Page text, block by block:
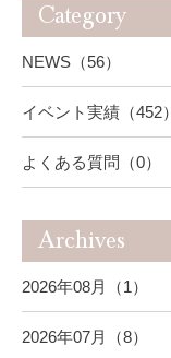
Category
NEWS（56）
イベント実績（452）
よくある質問（0）
Archives
2026年08月（1）
2026年07月（8）